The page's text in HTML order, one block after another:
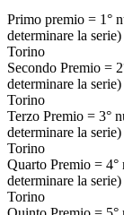
Primo premio = 1°
determinare la
Torino
Secondo Premio =
determinare la
Torino
Terzo Premio = 3°
determinare la
Torino
Quarto Premio = 4°
determinare la
Torino